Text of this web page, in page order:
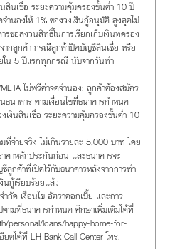
สินเชื่อ ระยะความคุ้มครองขั้นต่ำ 10 ปี
ำนองให้ 1% ของวงเงินกู้อนุมัติ สูงสุดไม่
ขอสงวนสิทธิ์ในการเรียกเก็บเงินทดรอง
ากลูกค้า กรณีลูกค้าปิดบัญชีสินเชื่อ หรือ
ใน 5 ปีแรกทุกกรณี นับจากวันทำ
ไม่ฟรีค่าจดจำนอง: ลูกค้าต้องสมัคร
ธนาคาร ตามเงื่อนไขที่ธนาคารกำหนด
งินสินเชื่อ ระยะความคุ้มครองขั้นต่ำ 10
ที่จ่ายจริง ไม่เกินรายละ 5,000 บาท โดย
าคาหลักประกันก่อน และธนาคารจะ
ลูกค้าที่เปิดไว้กับธนาคารหลังจากการทำ
นกู้เรียบร้อยแล้ว
กัด เงื่อนไข อัตราดอกเบี้ย และการ
ามที่ธนาคารกำหนด ศึกษาเพิ่มเติมได้ที่
personal/loans/happy-home-for-
ดได้ที่ LH Bank Call Center โทร.